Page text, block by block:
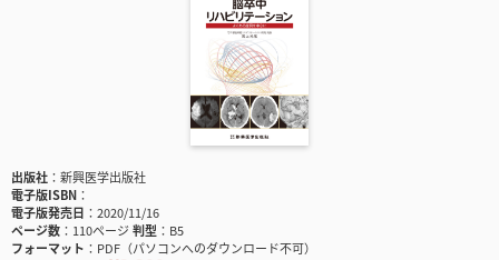
出版社
新興医学出版社
電子版ISBN
電子版発売日
2020/11/16
ページ数
110ページ判型
B5
フォーマット
PDF（パソコンへのダウンロード不可）